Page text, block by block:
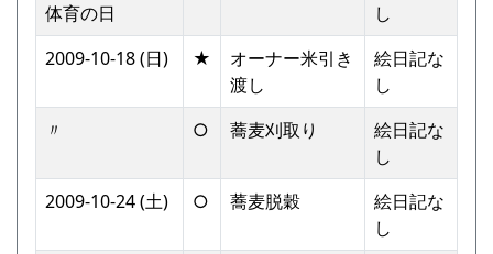
体育の日
し
2009-10-18 (日)
★
オーナー米引き
渡し
絵日記な
し
〃
○ 蕎麦刈取り
絵日記な
し
2009-10-24 (土)
○ 蕎麦脱穀
絵日記な
し